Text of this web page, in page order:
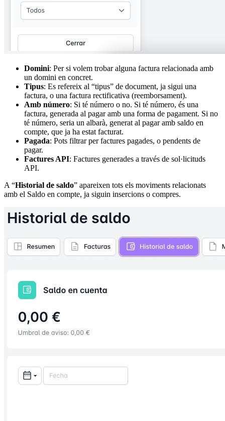
Domini: Per si volem trobar alguna factura relacionada amb
un domini en concret.
Tipus: Es refereix al “tipus” de document, ja sigui una
factura, o una factura rectificativa (reemborsament).
Amb número: Si té número o no. Si té número, és una
factura, generada al pagar amb una forma de pagament. Si no
té número, seria un albarà, generat al pagar amb saldo en
compte, que ja ha estat facturat.
Pagada: Pots filtrar per factures pagades, o pendents de
pagar.
Factures API: Factures generades a través de sol·licituds
API.
A “Historial de saldo” apareixen tots els moviments relacionats
amb el Saldo en compte, ja siguin insercions o compres.